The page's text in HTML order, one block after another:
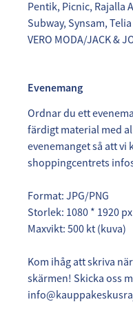
Pentik, Picnic, Rajalla
Subway, Synsam,
VERO MODA/JACK &
Evenemang
Ordnar du ett
färdigt material med
evenemanget så att vi
shoppingcentrets
Format: JPG/PNG
Storlek: 1080 * 1920 px
Maxvikt: 500 kt (kuva)
​​​​​​​Kom ihåg att skriva
skärmen! Skicka oss